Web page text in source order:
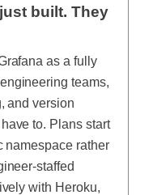
built. They
as a fully
teams,
and version
to. Plans start
namespace rather
staffed
with Heroku,